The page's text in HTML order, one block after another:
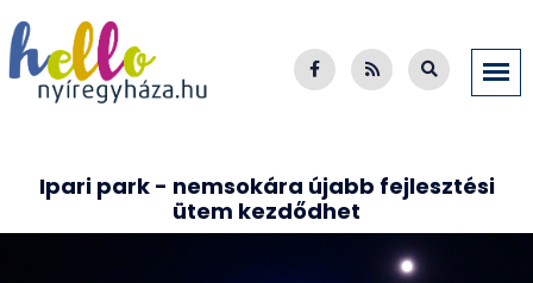
Ipari park - nemsokára újabb fejlesztési
ütem kezdődhet